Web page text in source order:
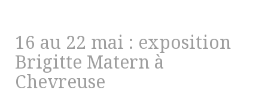
16 au 22 mai : exposition
Brigitte Matern à
Chevreuse